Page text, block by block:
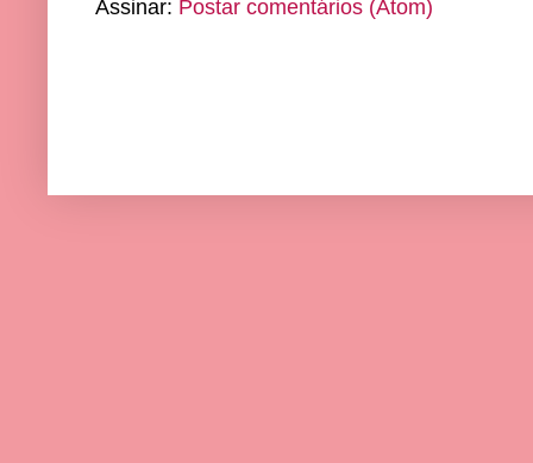
Assinar: Postar comentários (Atom)